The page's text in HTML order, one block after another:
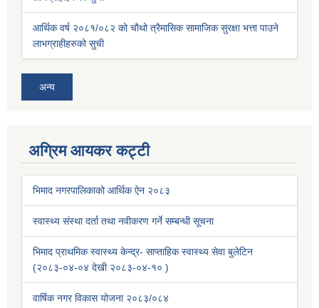
आर्थिक वर्ष २०८१/०८२ को चौथो त्रैमासिक सामाजिक सुरक्षा भत्ता पाउने
लाभग्राहीहरुको सुची
अन्य
अग्रिम आयकर कट्टी
भिमाद नगरपालिकाको आर्थिक ऐन २०८३
स्वास्थ्य संस्था दर्ता तथा नवीकरण गर्ने सम्बन्धी सूचना
भिमाद प्राथमिक स्वास्थ्य केन्द्र- साप्ताहिक स्वास्थ्य सेवा बुलेटिन
(२०८३-०४-०४ देखी २०८३-०४-१० )
वार्षिक नगर विकास योजना २०८३/०८४